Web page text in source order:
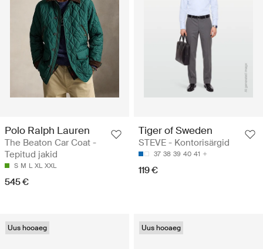
Polo Ralph Lauren
The Beaton Car Coat -
Tepitud jakid
S M L XL XXL
545 €
Tiger of Sweden
STEVE - Kontorisärgid
37 38 39 40 41
119 €
Uus hooaeg Uus hooaeg